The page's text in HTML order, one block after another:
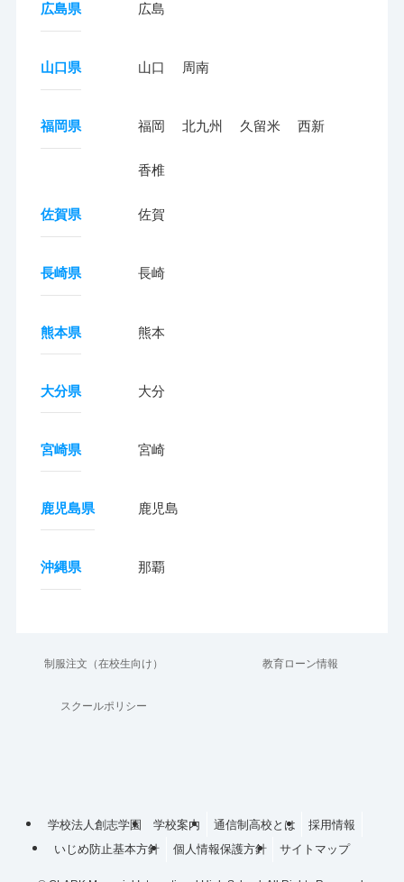
広島県 広島
山口県 山口 周南
福岡県 福岡 北九州 久留米 西新
香椎
佐賀県 佐賀
長崎県 長崎
熊本県 熊本
大分県 大分
宮崎県 宮崎
鹿児島県 鹿児島
沖縄県 那覇
制服注文（在校生向け） 教育ローン情報
スクールポリシー
学校法人創志学園 学校案内 通信制高校とは
採用情報
いじめ防止基本方針
個人情報保護方針 サイトマップ